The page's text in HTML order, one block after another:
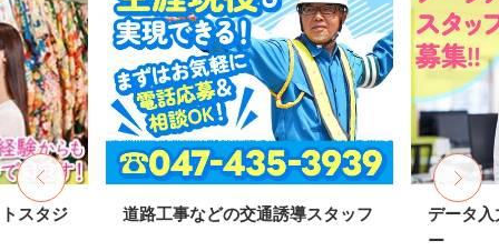
スタジ 道路工事などの交通誘導スタッフ
データ入
ー